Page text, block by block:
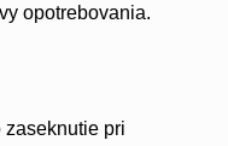
opotrebovania.
pri